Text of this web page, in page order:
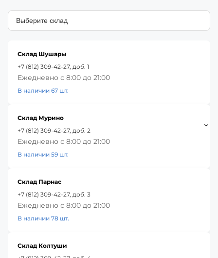
Склад Шушары
+7 (812) 309-42-27, доб. 1
Ежедневно с 8:00 до 21:00
В наличии 67 шт.
Склад Мурино
+7 (812) 309-42-27, доб. 2
Ежедневно с 8:00 до 21:00
В наличии 59 шт.
Склад Парнас
+7 (812) 309-42-27, доб. 3
Ежедневно с 8:00 до 21:00
В наличии 78 шт.
Склад Колтуши